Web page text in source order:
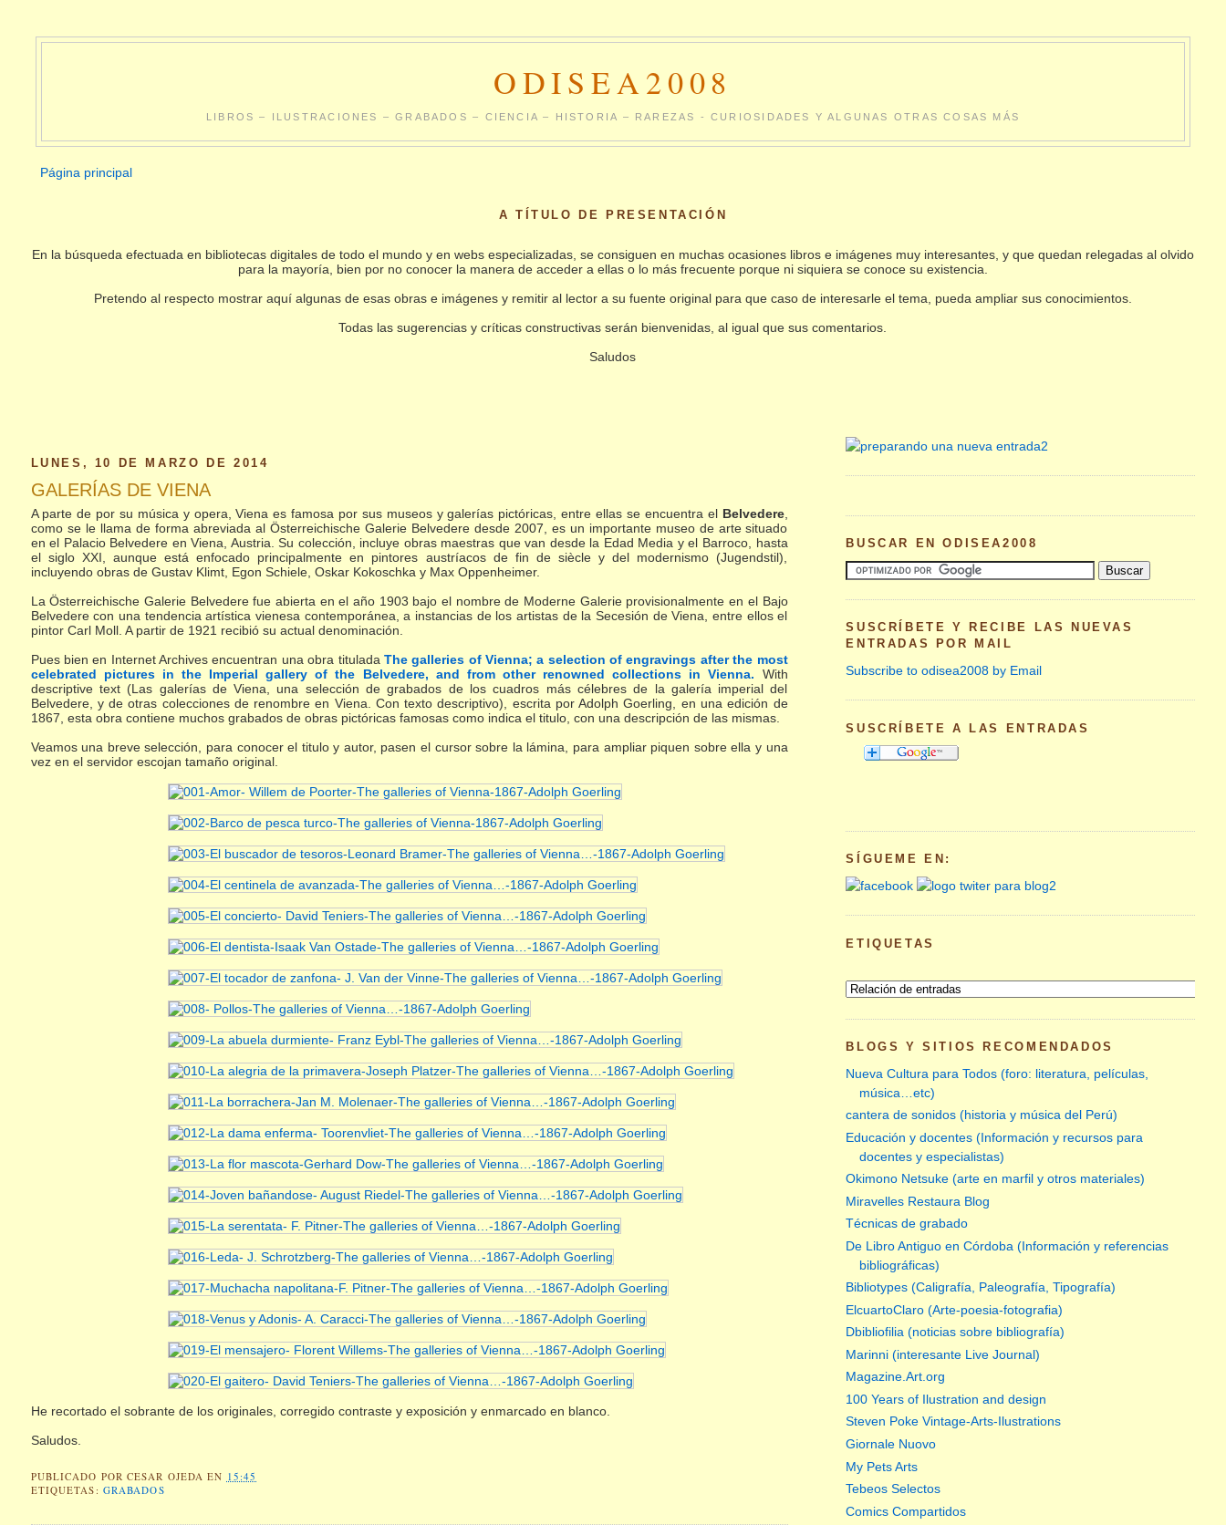
ODISEA2008
LIBROS – ILUSTRACIONES – GRABADOS – CIENCIA – HISTORIA – RAREZAS - CURIOSIDADES Y ALGUNAS OTRAS COSAS MÁS
Página principal
A TÍTULO DE PRESENTACIÓN
En la búsqueda efectuada en bibliotecas digitales de todo el mundo y en webs especializadas, se consiguen en muchas ocasiones libros e imágenes muy interesantes, y que quedan relegadas al olvido
para la mayoría, bien por no conocer la manera de acceder a ellas o lo más frecuente porque ni siquiera se conoce su existencia.
Pretendo al respecto mostrar aquí algunas de esas obras e imágenes y remitir al lector a su fuente original para que caso de interesarle el tema, pueda ampliar sus conocimientos.
Todas las sugerencias y críticas constructivas serán bienvenidas, al igual que sus comentarios.
Saludos
LUNES, 10 DE MARZO DE 2014
GALERÍAS DE VIENA
A parte de por su música y opera, Viena es famosa por sus museos y galerías pictóricas, entre ellas se encuentra el Belvedere,
como se le llama de forma abreviada al Österreichische Galerie Belvedere desde 2007, es un importante museo de arte situado
en el Palacio Belvedere en Viena, Austria. Su colección, incluye obras maestras que van desde la Edad Media y el Barroco, hasta
el siglo XXI, aunque está enfocado principalmente en pintores austríacos de fin de siècle y del modernismo (Jugendstil),
incluyendo obras de Gustav Klimt, Egon Schiele, Oskar Kokoschka y Max Oppenheimer.
La Österreichische Galerie Belvedere fue abierta en el año 1903 bajo el nombre de Moderne Galerie provisionalmente en el Bajo
Belvedere con una tendencia artística vienesa contemporánea, a instancias de los artistas de la Secesión de Viena, entre ellos el
pintor Carl Moll. A partir de 1921 recibió su actual denominación.
Pues bien en Internet Archives encuentran una obra titulada The galleries of Vienna; a selection of engravings after the most
celebrated pictures in the Imperial gallery of the Belvedere, and from other renowned collections in Vienna. With
descriptive text (Las galerías de Viena, una selección de grabados de los cuadros más célebres de la galería imperial del
Belvedere, y de otras colecciones de renombre en Viena. Con texto descriptivo), escrita por Adolph Goerling, en una edición de
1867, esta obra contiene muchos grabados de obras pictóricas famosas como indica el titulo, con una descripción de las mismas.
Veamos una breve selección, para conocer el titulo y autor, pasen el cursor sobre la lámina, para ampliar piquen sobre ella y una
vez en el servidor escojan tamaño original.
He recortado el sobrante de los originales, corregido contraste y exposición y enmarcado en blanco.
Saludos.
PUBLICADO PORCESAR OJEDAEN 15:45
ETIQUETAS: GRABADOS
BUSCAR EN ODISEA2008
SUSCRÍBETE Y RECIBE LAS NUEVAS
ENTRADAS POR MAIL
Subscribe to odisea2008 by Email
SUSCRÍBETE A LAS ENTRADAS
SÍGUEME EN:
ETIQUETAS
BLOGS Y SITIOS RECOMENDADOS
Nueva Cultura para Todos (foro: literatura, películas,
música…etc)
cantera de sonidos (historia y música del Perú)
Educación y docentes (Información y recursos para
docentes y especialistas)
Okimono Netsuke (arte en marfil y otros materiales)
Miravelles Restaura Blog
Técnicas de grabado
De Libro Antiguo en Córdoba (Información y referencias
bibliográficas)
Bibliotypes (Caligrafía, Paleografía, Tipografía)
ElcuartoClaro (Arte-poesia-fotografia)
Dbibliofilia (noticias sobre bibliografía)
Marinni (interesante Live Journal)
Magazine.Art.org
100 Years of Ilustration and design
Steven Poke Vintage-Arts-Ilustrations
Giornale Nuovo
My Pets Arts
Tebeos Selectos
Comics Compartidos